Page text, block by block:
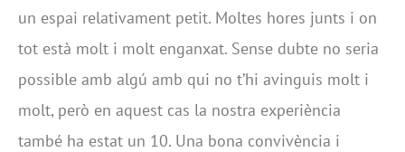
un espai relativament petit. Moltes hores junts i on
tot està molt i molt enganxat. Sense dubte no seria
possible amb algú amb qui no t’hi avinguis molt i
molt, però en aquest cas la nostra experiència
també ha estat un 10. Una bona convivència i